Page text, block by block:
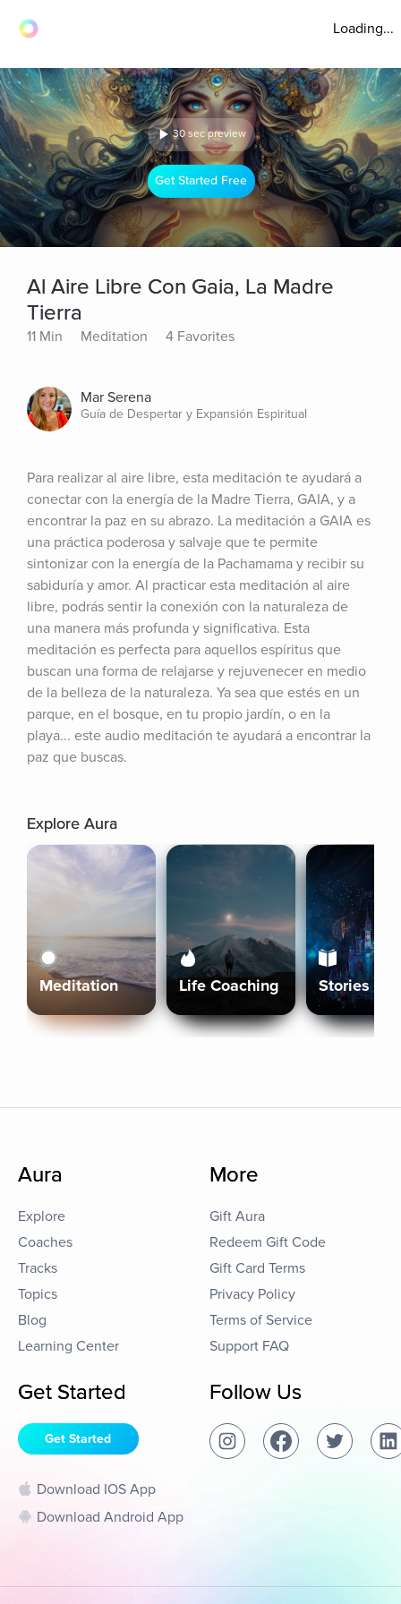
Loading...
30 sec preview
Get Started Free
Al Aire Libre Con Gaia, La Madre
Tierra
11 Min Meditation 4 Favorites
Mar Serena
Guía de Despertar y Expansión Espiritual
Para realizar al aire libre, esta meditación te ayudará a
conectar con la energía de la Madre Tierra, GAIA, y a
encontrar la paz en su abrazo. La meditación a GAIA es
una práctica poderosa y salvaje que te permite
sintonizar con la energía de la Pachamama y recibir su
sabiduría y amor. Al practicar esta meditación al aire
libre, podrás sentir la conexión con la naturaleza de
una manera más profunda y significativa. Esta
meditación es perfecta para aquellos espíritus que
buscan una forma de relajarse y rejuvenecer en medio
de la belleza de la naturaleza. Ya sea que estés en un
parque, en el bosque, en tu propio jardín, o en la
playa... este audio meditación te ayudará a encontrar la
paz que buscas.
Explore Aura
Meditation Life Coaching Stories
Aura
Explore
Coaches
Tracks
Topics
Blog
Learning Center
More
Gift Aura
Redeem Gift Code
Gift Card Terms
Privacy Policy
Terms of Service
Support FAQ
Get Started
Get Started
Download IOS App
Download Android App
Follow Us